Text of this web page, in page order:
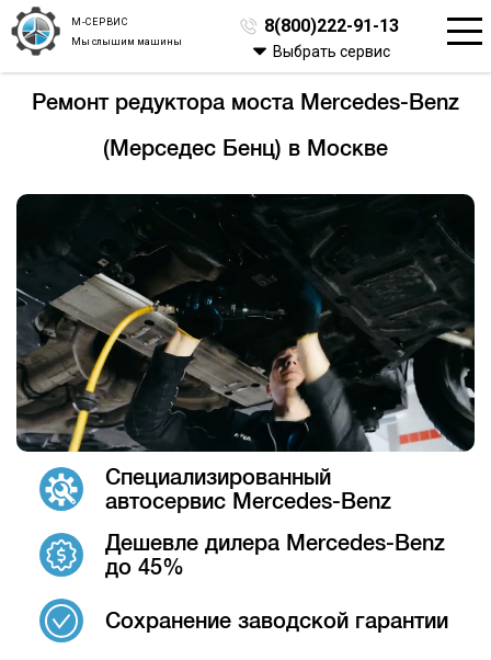
М-СЕРВИС
Мы слышим машины
8(800)222-91-13
Выбрать сервис
Ремонт редуктора моста Mercedes-Benz
(Мерседес Бенц) в Москве
Специализированный
автосервис Mercedes-Benz
Дешевле дилера Mercedes-Benz
до 45%
Сохранение заводской гарантии